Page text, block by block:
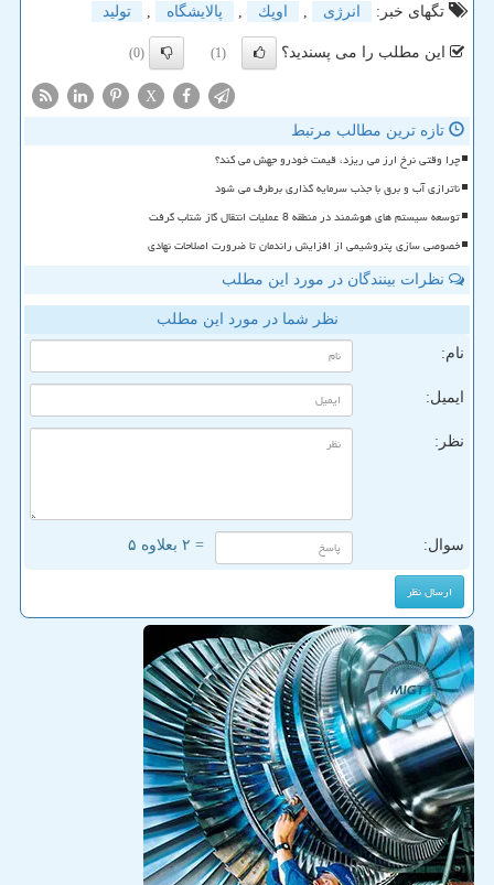
تگهای خبر:
انرژی , اوپك , پالایشگاه , تولید
این مطلب را می پسندید؟ (1)
(0)
X
تازه ترین مطالب مرتبط
چرا وقتی نرخ ارز می ریزد، قیمت خودرو جهش می کند؟
ناترازی آب و برق با جذب سرمایه گذاری برطرف می شود
توسعه سیستم های هوشمند در منطقه 8 عملیات انتقال گاز شتاب گرفت
خصوصی سازی پتروشیمی از افزایش راندمان تا ضرورت اصلاحات نهادی
نظرات بینندگان در مورد این مطلب
نظر شما در مورد این مطلب
نام:
ایمیل:
نظر:
سوال: = ۲ بعلاوه ۵